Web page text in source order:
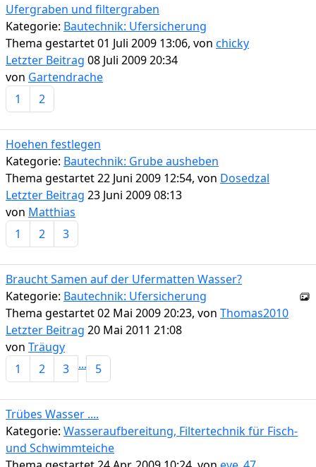
Ufergraben und filtergraben
Kategorie: Bautechnik: Ufersicherung
Thema gestartet 01 Juli 2009 13:06, von chicky
Letzter Beitrag 08 Juli 2009 20:34
von Gartendrache
1
2
Hoehen festlegen
Kategorie: Bautechnik: Grube ausheben
Thema gestartet 22 Juni 2009 12:54, von Dosedzal
Letzter Beitrag 23 Juni 2009 08:13
von Matthias
1
2 3
Braucht Samen auf der Ufermatten Wasser?
Kategorie: Bautechnik: Ufersicherung
Thema gestartet 02 Mai 2009 20:23, von Thomas2010
Letzter Beitrag 20 Mai 2011 21:08
von Träugy
1
2 3 ... 5
Trübes Wasser ....
Kategorie: Wasseraufbereitung, Filtertechnik für Fisch-
und Schwimmteiche